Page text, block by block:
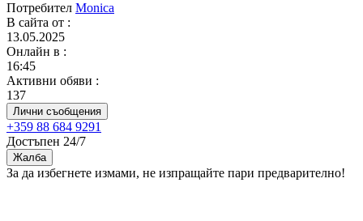
Потребител Monica
В сайта от :
13.05.2025
Онлайн в :
16:45
Активни обяви :
137
Лични съобщения
+359 88 684 9291
Достъпен 24/7
Жалба
За да избегнете измами, не изпращайте пари предварително!